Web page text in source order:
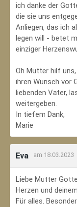
ich danke der
die sie uns
Anliegen, das ich
legen will - betet
einziger
Oh Mutter hilf
ihren Wunsch vor
liebenden Vater,
weitergeben.
In tiefem Dank,
Marie
Eva am 18.03.2023
Liebe Mutter
Herzen und
Für alles.